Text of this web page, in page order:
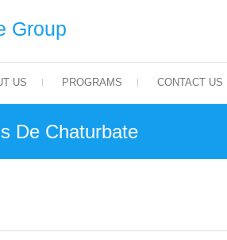
Group
US PROGRAMS CONTACT US
De Chaturbate